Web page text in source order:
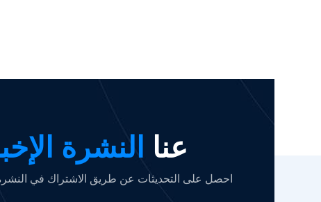
عنا النشرة
احصل على التحديثات عن طريق الاشتراك في النشرة